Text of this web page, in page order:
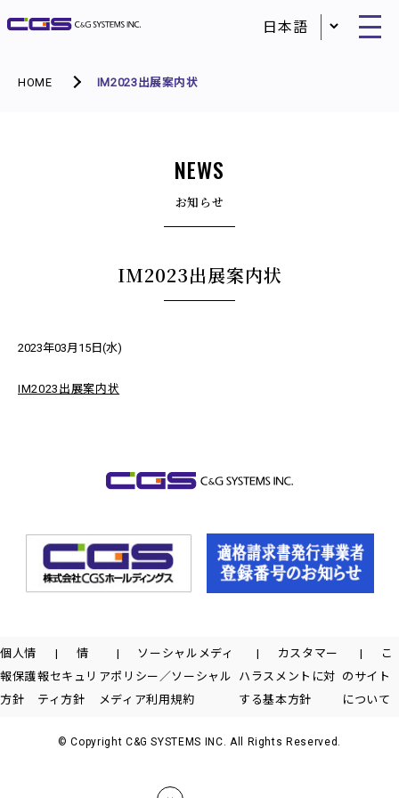
HOME IM2023出展案内状
NEWS
お知らせ
IM2023出展案内状
2023年03月15日(水)
IM2023出展案内状
個人情
報保護
方針
情
報セキュリ
ティ方針
ソーシャルメディ
アポリシー／ソーシャル
メディア利用規約
カスタマー
ハラスメントに対
する基本方針
こ
のサイト
について
© Copyright C&G SYSTEMS INC. All Rights Reserved.